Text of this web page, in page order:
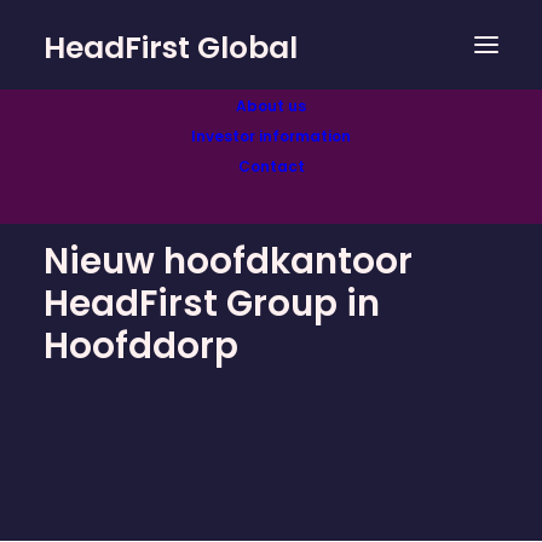
HeadFirst Global
About us
Investor information
Contact
Nieuw hoofdkantoor
HeadFirst Group in
Hoofddorp